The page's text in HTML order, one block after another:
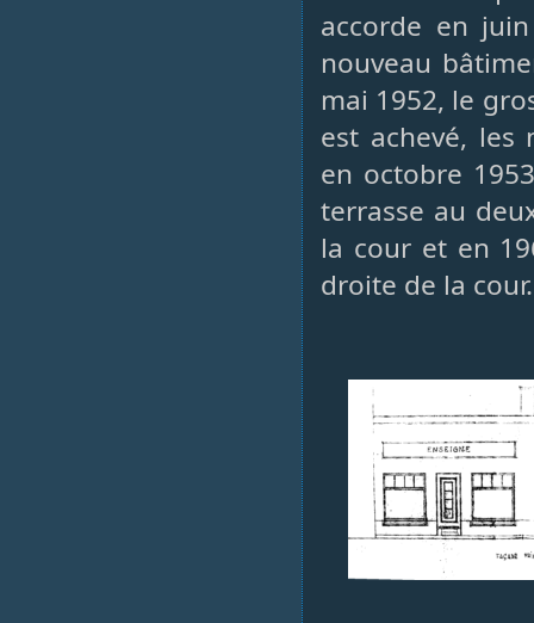
accorde en
nouveau
mai 1952, le
est achevé, les
en octobre
terrasse au
la cour et en
droite de la cour.